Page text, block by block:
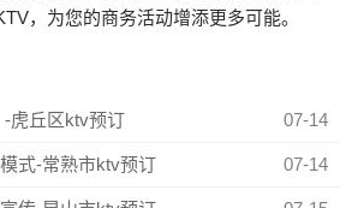
，为您的商务活动增添更多可能。
虎丘区ktv预订 07-14
式-常熟市ktv预订 07-14